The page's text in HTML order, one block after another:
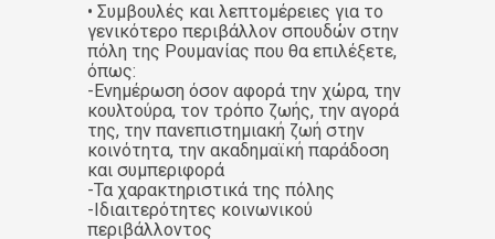
• Συμβουλές και λεπτομέρειες για το
γενικότερο περιβάλλον σπουδών στην
πόλη της Ρουμανίας που θα επιλέξετε,
όπως:
-Ενημέρωση όσον αφορά την χώρα, την
κουλτούρα, τον τρόπο ζωής, την αγορά
της, την πανεπιστημιακή ζωή στην
κοινότητα, την ακαδημαϊκή παράδοση
και συμπεριφορά
-Τα χαρακτηριστικά της πόλης
-Ιδιαιτερότητες κοινωνικού
περιβάλλοντος